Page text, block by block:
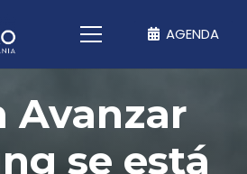
AGENDA
Avanzar
se está